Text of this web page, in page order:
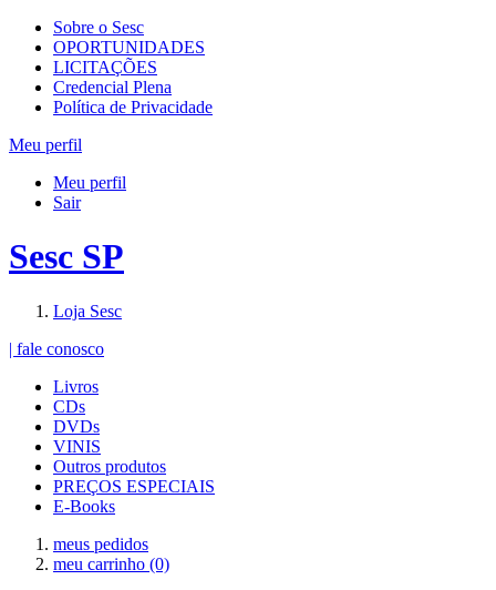
Sobre o Sesc
OPORTUNIDADES
LICITAÇÕES
Credencial Plena
Política de Privacidade
Meu perfil
Meu perfil
Sair
Sesc SP
Loja Sesc
| fale conosco
Livros
CDs
DVDs
VINIS
Outros produtos
PREÇOS ESPECIAIS
E-Books
meus pedidos
meu carrinho (0)